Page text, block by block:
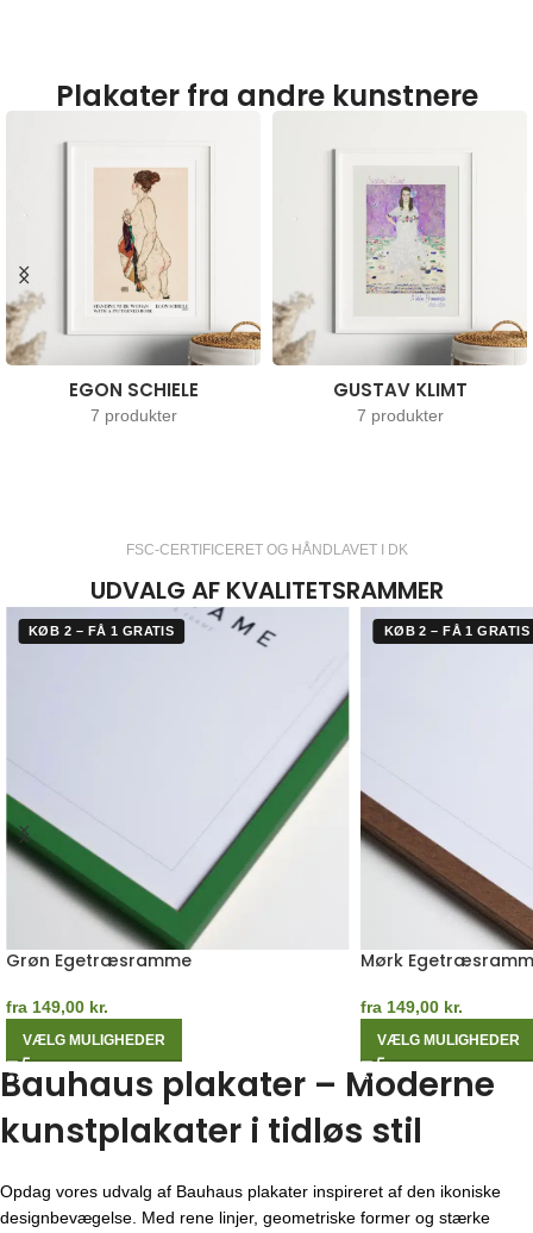
Plakater fra andre kunstnere
EGON SCHIELE
7 produkter
GUSTAV KLIMT
7 produkter
FSC-CERTIFICERET OG HÅNDLAVET I DK
UDVALG AF KVALITETSRAMMER
KØB 2 – FÅ 1 GRATIS
Grøn Egetræsramme
fra 149,00 kr.
VÆLG MULIGHEDER
KØB 2 – FÅ 1 GRATIS
Mørk
fra 149,00 kr.
VÆLG MULIGHEDER
Bauhaus plakater – Moderne
kunstplakater i tidløs stil
Opdag vores udvalg af Bauhaus plakater inspireret af den ikoniske
designbevægelse. Med rene linjer, geometriske former og stærke